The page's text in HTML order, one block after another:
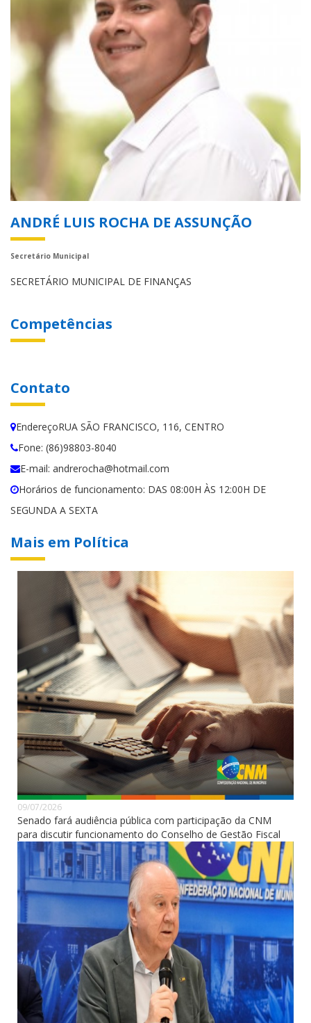
ANDRÉ LUIS ROCHA DE ASSUNÇÃO
Secretário Municipal
SECRETÁRIO MUNICIPAL DE FINANÇAS
Competências
Contato
EndereçoRUA SÃO FRANCISCO, 116, CENTRO
Fone: (86)98803-8040
E-mail: andrerocha@hotmail.com
Horários de funcionamento: DAS 08:00H ÀS 12:00H DE
SEGUNDA A SEXTA
Mais em Política
09/07/2026
Senado fará audiência pública com participação da CNM
para discutir funcionamento do Conselho de Gestão Fiscal